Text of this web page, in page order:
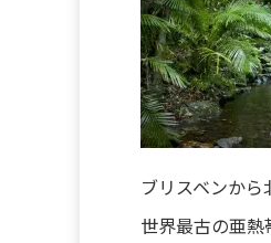
ブリスベンか
世界最古の亜熱